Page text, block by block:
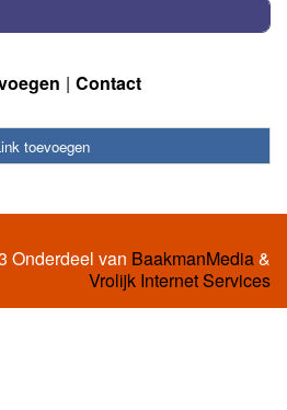
Contact
toevoegen
Onderdeel van BaakmanMedia&
Vrolijk Internet Services